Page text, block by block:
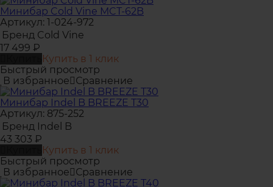
Минибар Cold Vine MCT-62B
Артикул: 1-024-972
Бренд Cold Vine
17 499 ₽
Купить в 1 клик
Быстрый просмотр
В избранное
Сравнение
Минибар Indel B BREEZE T30
Артикул: 875-252
Бренд Indel B
43 303 ₽
Купить в 1 клик
Быстрый просмотр
В избранное
Сравнение